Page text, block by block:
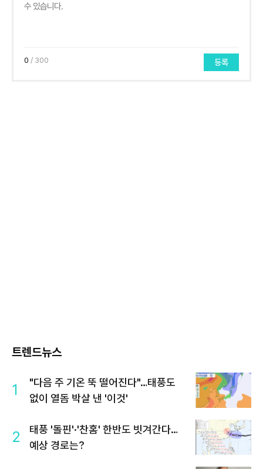
0 / 300 등록
트렌드뉴스
1
"다음 주 기온 뚝 떨어진다"…태풍도
없이 열돔 박살 낸 '이것'
2
태풍 '돌핀'·'찬홈' 한반도 빗겨간다…
예상 경로는?